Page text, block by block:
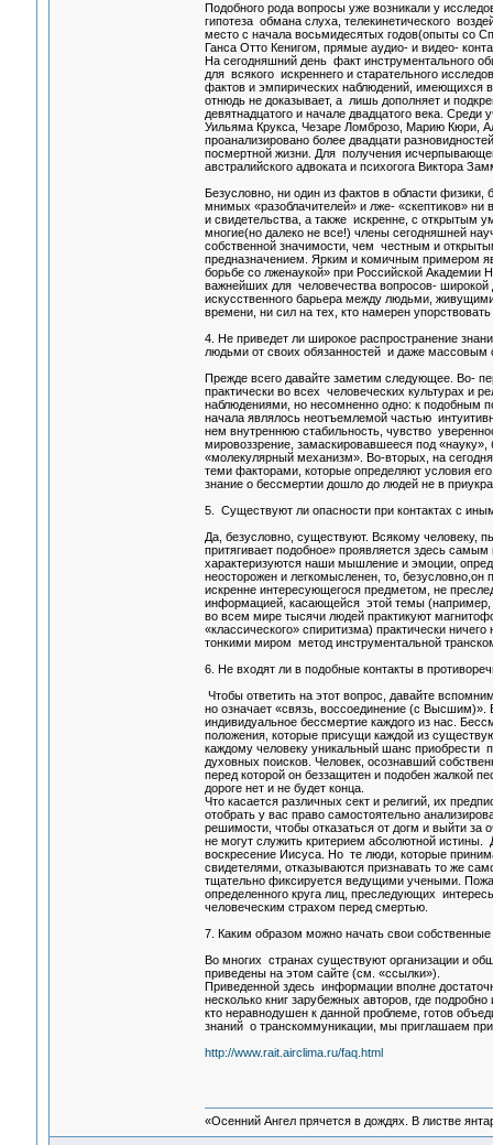
Подобного рода вопросы уже возникали у
гипотеза обмана слуха, телекинетического
место с начала восьмидесятых годов(опыты со
Ганса Отто Кенигом, прямые аудио- и видео-
На сегодняшний день факт инструментального
для всякого искреннего и старательного
фактов и эмпирических наблюдений, имеющихся
отнюдь не доказывает, а лишь дополняет и
девятнадцатого и начале двадцатого века.
Уильяма Крукса, Чезаре Ломброзо, Марию Кюри,
проанализировано более двадцати
посмертной жизни. Для получения
австралийского адвоката и психогога Виктора
Безусловно, ни один из фактов в области
мнимых «разоблачителей» и лже- «скептиков»
и свидетельства, а также искренне, с открытым
многие(но далеко не все!) члены сегодняшней
собственной значимости, чем честным и
предназначением. Ярким и комичным примером
борьбе со лженаукой» при Российской Академии
важнейших для человечества вопросов-
искусственного барьера между людьми,
времени, ни сил на тех, кто намерен
4. Не приведет ли широкое распространение
людьми от своих обязанностей и даже массовым
Прежде всего давайте заметим следующее. Во-
практически во всех человеческих культурах и
наблюдениями, но несомненно одно: к подобным
начала являлось неотъемлемой частью
нем внутреннюю стабильность, чувство
мировоззрение, замаскировавшееся под
«молекулярный механизм». Во-вторых, на
теми факторами, которые определяют условия
знание о бессмертии дошло до людей не в
5. Существуют ли опасности при контактах с
Да, безусловно, существуют. Всякому человеку,
притягивает подобное» проявляется здесь
характеризуются наши мышление и эмоции,
неосторожен и легкомысленен, то, безусловно,он
искренне интересующегося предметом, не
информацией, касающейся этой темы (например,
во всем мире тысячи людей практикуют
«классического» спиритизма) практически
тонкими миром метод инструментальной
6. Не входят ли в подобные контакты в
Чтобы ответить на этот вопрос, давайте
но означает «связь, воссоединение (с
индивидуальное бессмертие каждого из нас.
положения, которые присущи каждой из
каждому человеку уникальный шанс приобрести
духовных поисков. Человек, осознавший
перед которой он беззащитен и подобен жалкой
дороге нет и не будет конца.
Что касается различных сект и религий, их
отобрать у вас право самостоятельно
решимости, чтобы отказаться от догм и выйти за
не могут служить критерием абсолютной
воскресение Иисуса. Но те люди, которые
свидетелями, отказываются признавать то же
тщательно фиксируется ведущими учеными.
определенного круга лиц, преследующих
человеческим страхом перед смертью.
7. Каким образом можно начать свои
Во многих странах существуют организации и
приведены на этом сайте (см. «ссылки»).
Приведенной здесь информации вполне
несколько книг зарубежных авторов, где
кто неравнодушен к данной проблеме, готов
знаний о транскоммуникации, мы приглашаем
http://www.rait.airclima.ru/faq.html
«Осенний Ангел прячется в дождях. В листве